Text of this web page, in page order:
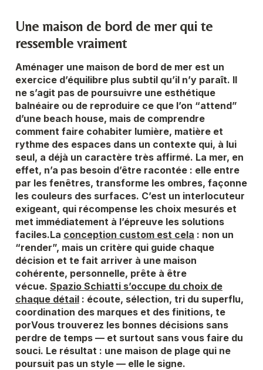
Une maison de bord de mer qui te
ressemble vraiment
Aménager une maison de bord de mer est un
exercice d’équilibre plus subtil qu’il n’y paraît. Il
ne s’agit pas de poursuivre une esthétique
balnéaire ou de reproduire ce que l’on “attend”
d’une beach house, mais de comprendre
comment faire cohabiter lumière, matière et
rythme des espaces dans un contexte qui, à lui
seul, a déjà un caractère très affirmé. La mer, en
effet, n’a pas besoin d’être racontée : elle entre
par les fenêtres, transforme les ombres, façonne
les couleurs des surfaces. C’est un interlocuteur
exigeant, qui récompense les choix mesurés et
met immédiatement à l’épreuve les solutions
faciles.La conception custom est cela : non un
“render”, mais un critère qui guide chaque
décision et te fait arriver à une maison
cohérente, personnelle, prête à être
vécue. Spazio Schiatti s’occupe du choix de
chaque détail : écoute, sélection, tri du superflu,
coordination des marques et des finitions, te
porVous trouverez les bonnes décisions sans
perdre de temps — et surtout sans vous faire du
souci. Le résultat : une maison de plage qui ne
poursuit pas un style — elle le signe.